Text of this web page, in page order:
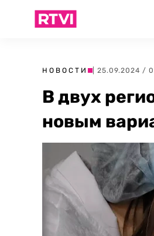
НОВОСТИ | 25.09.2024 /
В двух
новым